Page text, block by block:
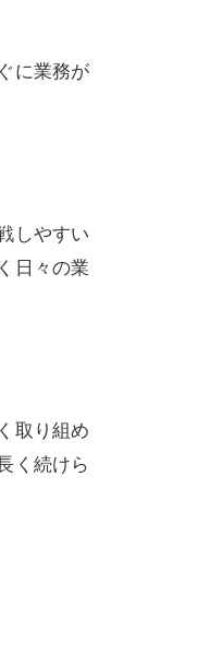
に業務が
しやすい
日々の業
取り組め
く続けら